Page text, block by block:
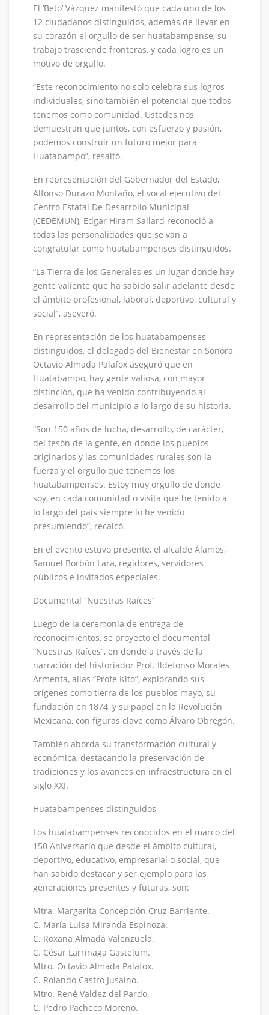
El ‘Beto’ Vázquez manifestó que cada uno de los
12 ciudadanos distinguidos, además de llevar en
su corazón el orgullo de ser huatabampense, su
trabajo trasciende fronteras, y cada logro es un
motivo de orgullo.
“Este reconocimiento no solo celebra sus logros
individuales, sino también el potencial que todos
tenemos como comunidad. Ustedes nos
demuestran que juntos, con esfuerzo y pasión,
podemos construir un futuro mejor para
Huatabampo”, resaltó.
En representación del Gobernador del Estado,
Alfonso Durazo Montaño, el vocal ejecutivo del
Centro Estatal De Desarrollo Municipal
(CEDEMUN), Edgar Hiram Sallard reconoció a
todas las personalidades que se van a
congratular como huatabampenses distinguidos.
“La Tierra de los Generales es un lugar donde hay
gente valiente que ha sabido salir adelante desde
el ámbito profesional, laboral, deportivo, cultural y
social”, aseveró.
En representación de los huatabampenses
distinguidos, el delegado del Bienestar en Sonora,
Octavio Almada Palafox aseguró que en
Huatabampo, hay gente valiosa, con mayor
distinción, que ha venido contribuyendo al
desarrollo del municipio a lo largo de su historia.
“Son 150 años de lucha, desarrollo, de carácter,
del tesón de la gente, en donde los pueblos
originarios y las comunidades rurales son la
fuerza y el orgullo que tenemos los
huatabampenses. Estoy muy orgullo de donde
soy, en cada comunidad o visita que he tenido a
lo largo del país siempre lo he venido
presumiendo”, recalcó.
En el evento estuvo presente, el alcalde Álamos,
Samuel Borbón Lara, regidores, servidores
públicos e invitados especiales.
Documental “Nuestras Raíces”
Luego de la ceremonia de entrega de
reconocimientos, se proyecto el documental
“Nuestras Raíces”, en donde a través de la
narración del historiador Prof. Ildefonso Morales
Armenta, alias “Profe Kito”, explorando sus
orígenes como tierra de los pueblos mayo, su
fundación en 1874, y su papel en la Revolución
Mexicana, con figuras clave como Álvaro Obregón.
También aborda su transformación cultural y
económica, destacando la preservación de
tradiciones y los avances en infraestructura en el
siglo XXI.
Huatabampenses distinguidos
Los huatabampenses reconocidos en el marco del
150 Aniversario que desde el ámbito cultural,
deportivo, educativo, empresarial o social, que
han sabido destacar y ser ejemplo para las
generaciones presentes y futuras, son:
Mtra. Margarita Concepción Cruz Barriente.
C. María Luisa Miranda Espinoza.
C. Roxana Almada Valenzuela.
C. César Larrinaga Gastelum.
Mtro. Octavio Almada Palafox.
C. Rolando Castro Jusaino.
Mtro. René Valdez del Pardo.
C. Pedro Pacheco Moreno.